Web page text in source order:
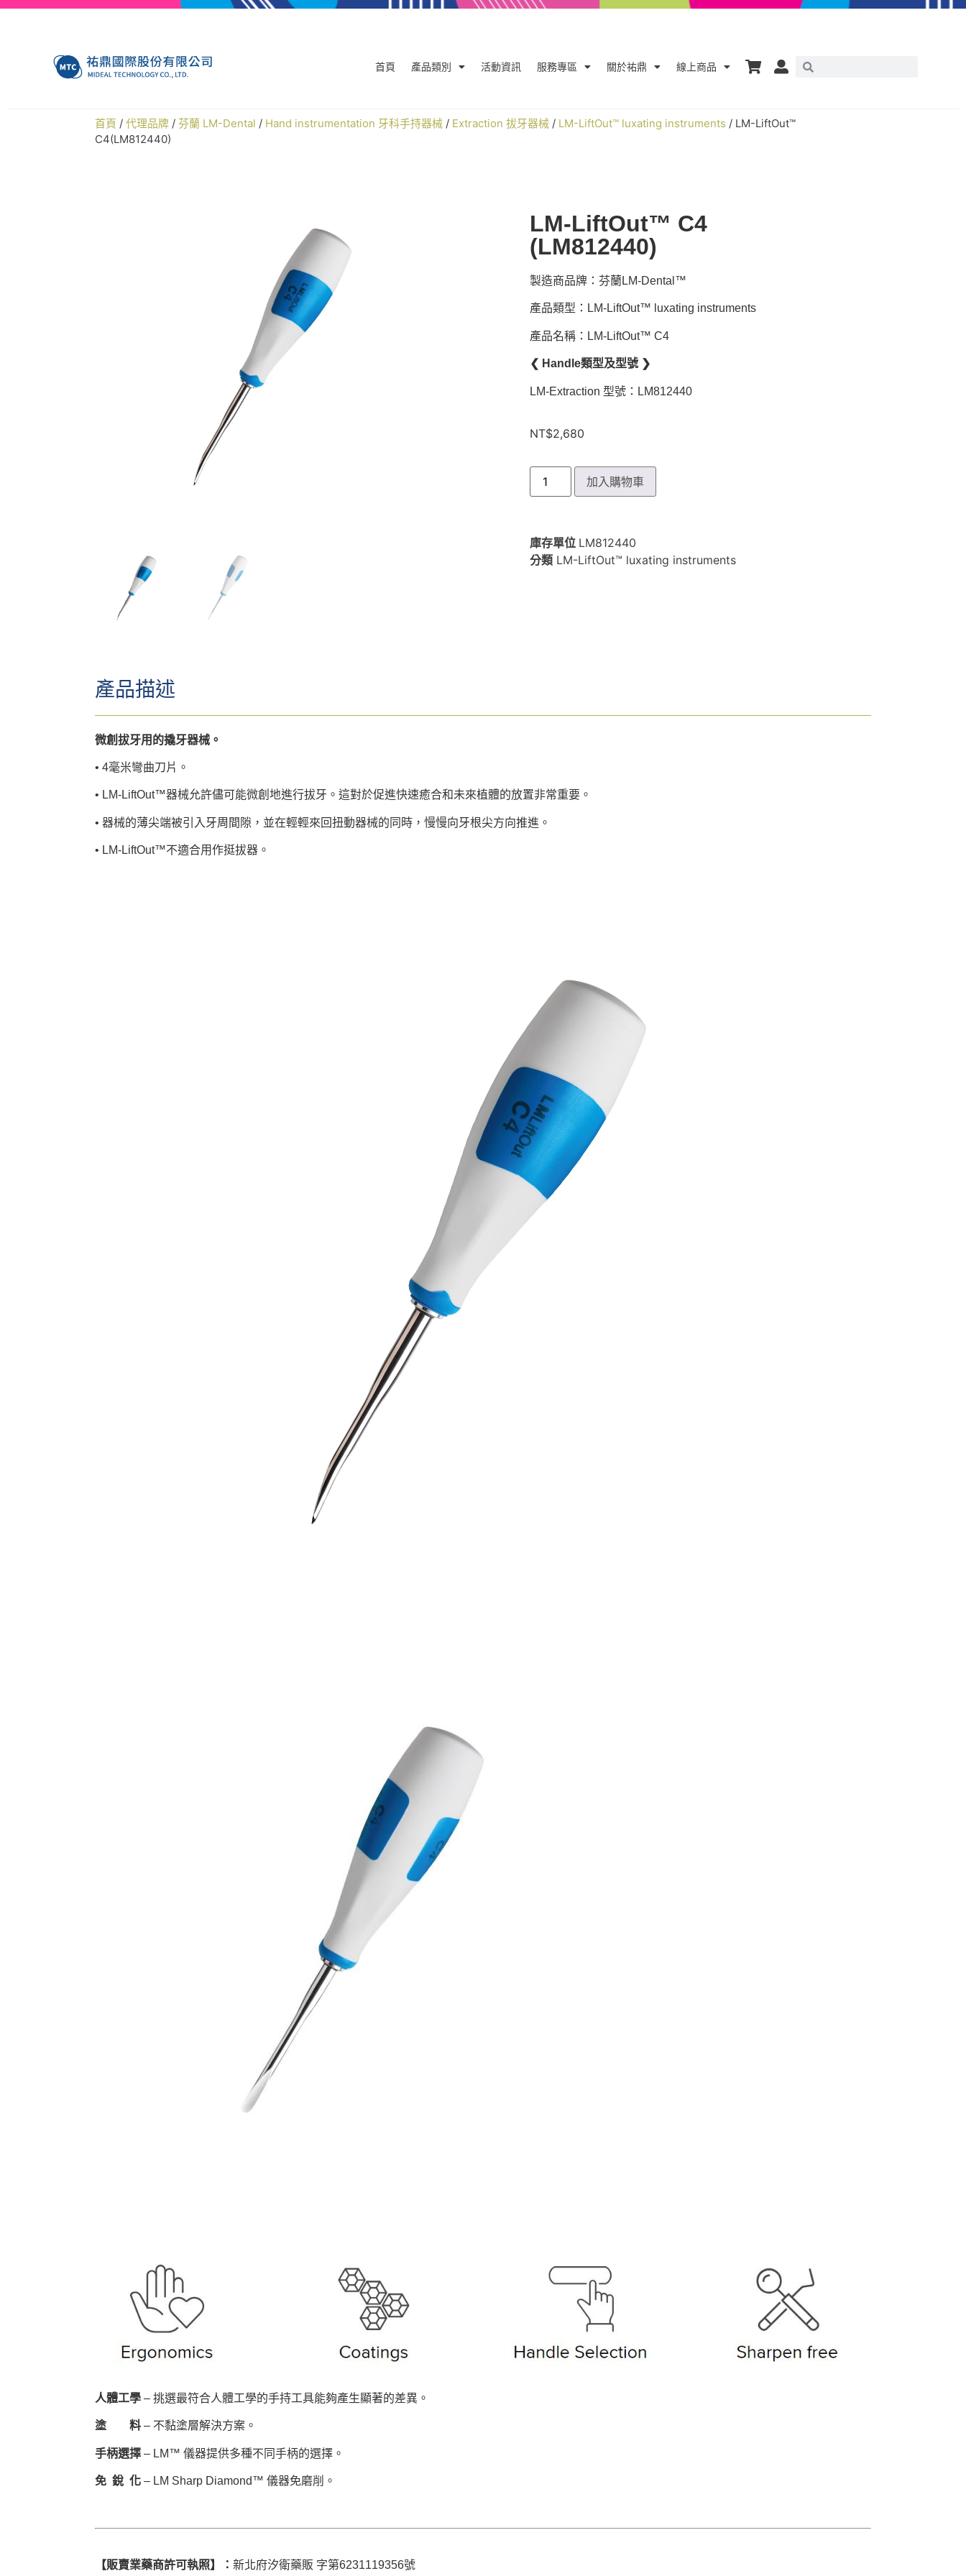
首頁 產品類別 活動資訊 服務專區 關於祐鼎 線上商品
首頁 / 代理品牌 / 芬蘭 LM-Dental / Hand instrumentation 牙科手持器械 / Extraction 拔牙器械 / LM-LiftOut™ luxating instruments / LM-LiftOut™
C4(LM812440)
LM-LiftOut™ C4
(LM812440)
製造商品牌：芬蘭LM-Dental™
產品類型：LM-LiftOut™ luxating instruments
產品名稱：LM-LiftOut™ C4
❮ Handle類型及型號 ❯
LM-Extraction 型號：LM812440
NT$2,680
加入購物車
庫存單位 LM812440
分類 LM-LiftOut™ luxating instruments
產品描述
微創拔牙用的撬牙器械。
• 4毫米彎曲刀片。
• LM-LiftOut™器械允許儘可能微創地進行拔牙。這對於促進快速癒合和未來植體的放置非常重要。
• 器械的薄尖端被引入牙周間隙，並在輕輕來回扭動器械的同時，慢慢向牙根尖方向推進。
• LM-LiftOut™不適合用作挺拔器。
人體工學 – 挑選最符合人體工學的手持工具能夠產生顯著的差異。
塗 料 – 不黏塗層解決方案。
手柄選擇 – LM™ 儀器提供多種不同手柄的選擇。
免 銳 化 – LM Sharp Diamond™ 儀器免磨削。
【販賣業藥商許可執照】： 新北府汐衛藥販 字第6231119356號